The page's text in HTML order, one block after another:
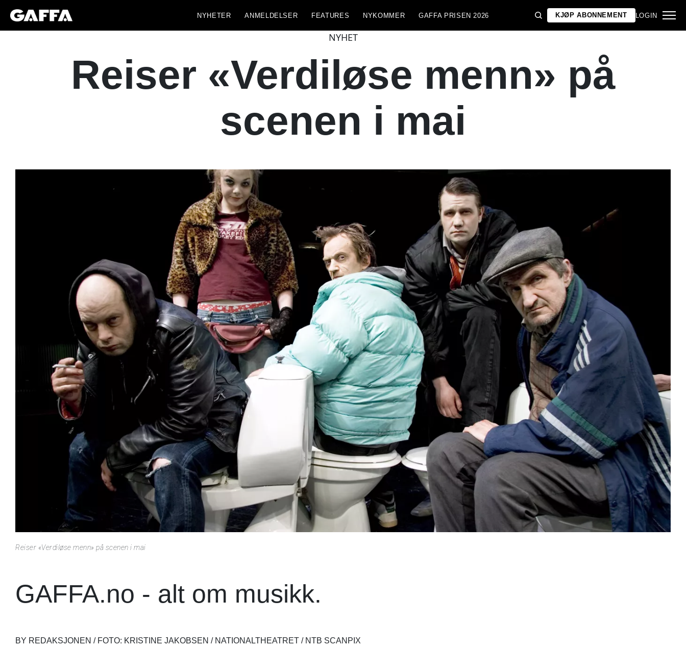
NYHETER ANMELDELSER FEATURES NYKOMMER GAFFA PRISEN 2026 KJØP ABONNEMENT LOGIN
NYHET
Reiser «Verdiløse menn» på
scenen i mai
Reiser «Verdiløse menn» på scenen i mai
GAFFA.no - alt om musikk.
BY REDAKSJONEN / FOTO: KRISTINE JAKOBSEN / NATIONALTHEATRET / NTB SCANPIX